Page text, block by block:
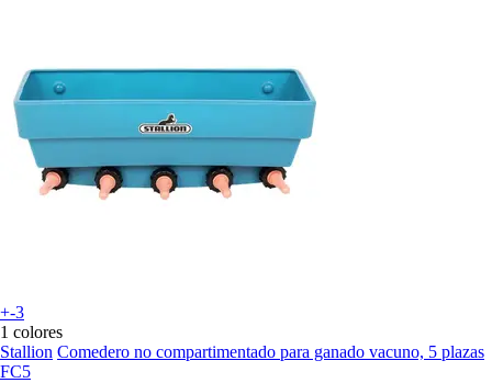
+-3
1 colores
Stallion Comedero no compartimentado para ganado vacuno, 5 plazas
FC5